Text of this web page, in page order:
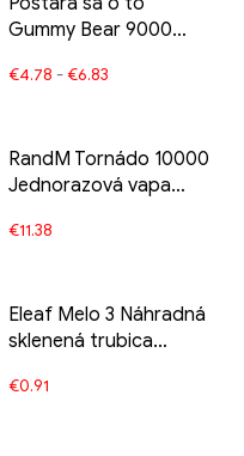
Gummy Bear 9000
sladký, hravý zážitok z
medvedíkov, ktoré si
zamilujete
€4.78 -€6.83
RandM Tornádo 10000
Jednorazová vapa
€11.38
Eleaf Melo 3 Náhradná
sklenená trubica
e-cigariet丨Vlastné
€0.91